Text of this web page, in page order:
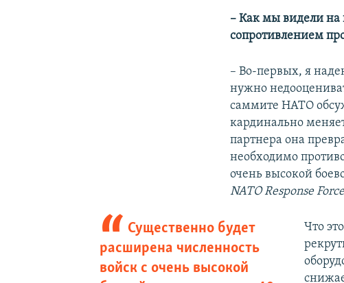
– Как мы видели
сопротивлением
– Во-первых, я
нужно
саммите НАТО
кардинально
партнера она
необходимо
очень высокой
NATO Response
Существенно будет
расширена численность
войск с очень высокой
Что